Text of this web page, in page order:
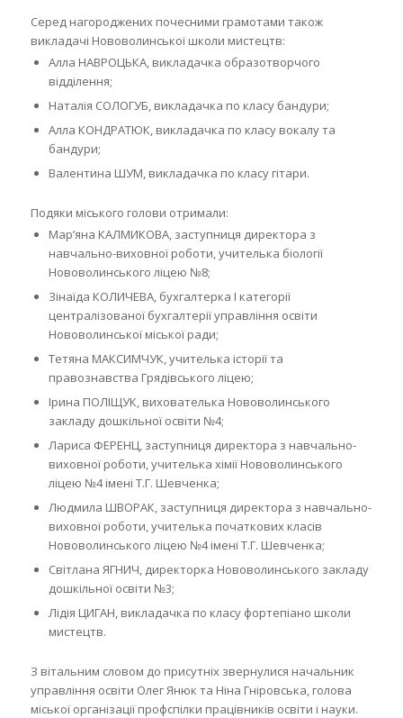
Серед нагороджених почесними грамотами також
викладачі Нововолинської школи мистецтв:
Алла НАВРОЦЬКА, викладачка образотворчого
відділення;
Наталія СОЛОГУБ, викладачка по класу бандури;
Алла КОНДРАТЮК, викладачка по класу вокалу та
бандури;
Валентина ШУМ, викладачка по класу гітари.
Подяки міського голови отримали:
Мар’яна КАЛМИКОВА, заступниця директора з
навчально-виховної роботи, учителька біології
Нововолинського ліцею №8;
Зінаїда КОЛИЧЕВА, бухгалтерка І категорії
централізованої бухгалтерії управління освіти
Нововолинської міської ради;
Тетяна МАКСИМЧУК, учителька історії та
правознавства Грядівського ліцею;
Ірина ПОЛІЩУК, вихователька Нововолинського
закладу дошкільної освіти №4;
Лариса ФЕРЕНЦ, заступниця директора з навчально-
виховної роботи, учителька хімії Нововолинського
ліцею №4 імені Т.Г. Шевченка;
Людмила ШВОРАК, заступниця директора з навчально-
виховної роботи, учителька початкових класів
Нововолинського ліцею №4 імені Т.Г. Шевченка;
Світлана ЯГНИЧ, директорка Нововолинського закладу
дошкільної освіти №3;
Лідія ЦИГАН, викладачка по класу фортепіано школи
мистецтв.
З вітальним словом до присутніх звернулися начальник
управління освіти Олег Янюк та Ніна Гніровська, голова
міської організації профспілки працівників освіти і науки.